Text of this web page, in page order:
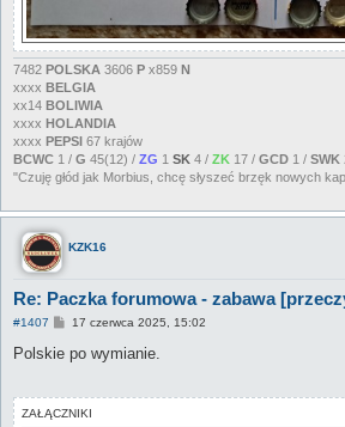
7482 POLSKA 3606 P x859 N
xxxx BELGIA
xx14 BOLIWIA
xxxx HOLANDIA
xxxx PEPSI 67 krajów
BCWC 1 / G 45(12) / ZG 1 SK 4 / ZK 17 / GCD 1 / SWK
"Czuję głód jak Morbius, chcę słyszeć brzęk nowych
KZK16
Re: Paczka forumowa - zabawa
#1407
P
s
t
17 czerwca 2025, 15:02
Polskie po wymianie.
ZAŁĄCZNIKI